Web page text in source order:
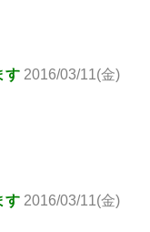
す 2016/03/11(金)
す 2016/03/11(金)